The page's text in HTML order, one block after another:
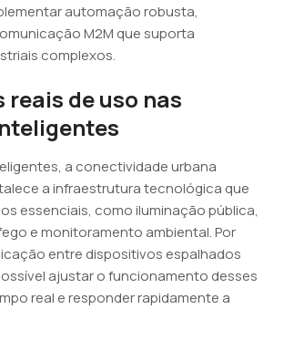
automação robusta,
M2M que suporta
complexos.
reais de uso nas
a conectividade urbana
a infraestrutura tecnológica que
essenciais, como iluminação pública,
e monitoramento ambiental. Por
entre dispositivos espalhados
ajustar o funcionamento desses
real e responder rapidamente a